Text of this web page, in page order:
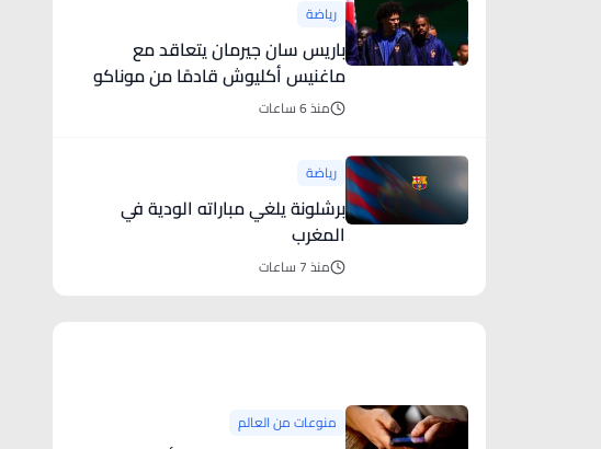
رياضة
باريس سان جيرمان يتعاقد مع
ماغنيس أكليوش قادمًا من موناكو
منذ 6 ساعات
رياضة
برشلونة يلغي مباراته الودية في
المغرب
منذ 7 ساعات
منوعات من العالم